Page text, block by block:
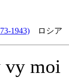
1943) ロシア
vy moi